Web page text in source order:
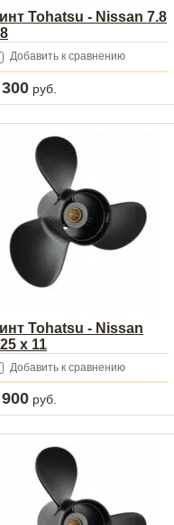
Tohatsu - Nissan 7.8
Добавить к сравнению
руб.
Tohatsu - Nissan
x 11
Добавить к сравнению
руб.